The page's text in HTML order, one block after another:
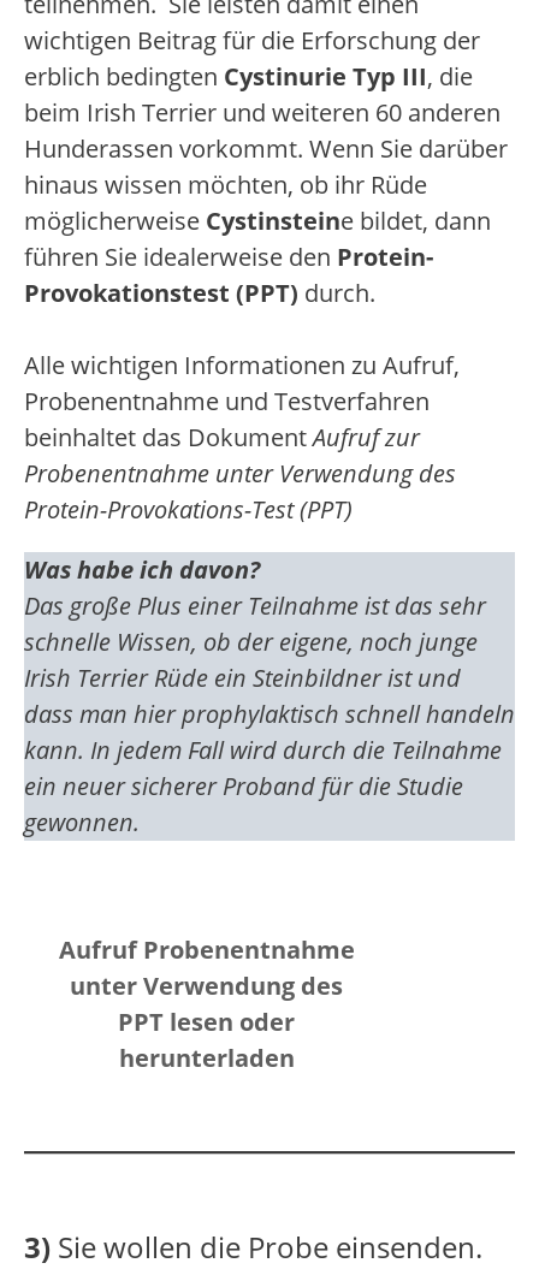
wichtigen Beitrag für die Erforschung der
erblich bedingten Cystinurie Typ III, die
beim Irish Terrier und weiteren 60 anderen
Hunderassen vorkommt. Wenn Sie darüber
hinaus wissen möchten, ob ihr Rüde
möglicherweise Cystinsteine bildet, dann
führen Sie idealerweise den Protein-
Provokationstest (PPT) durch.
Alle wichtigen Informationen zu Aufruf,
Probenentnahme und Testverfahren
beinhaltet das DokumentAufruf zur
Probenentnahme unter Verwendung des
Protein-Provokations-Test (PPT)
Was habe ich davon?
Das große Plus einer Teilnahme ist das sehr
schnelle Wissen, ob der eigene, noch junge
Irish Terrier Rüde ein Steinbildner ist und
dass man hier prophylaktisch schnell handeln
kann. In jedem Fall wird durch die Teilnahme
ein neuer sicherer Proband für die Studie
gewonnen.
Aufruf Probenentnahme
unter Verwendung des
PPT lesen oder
herunterladen
3) Sie wollen die Probe einsenden.